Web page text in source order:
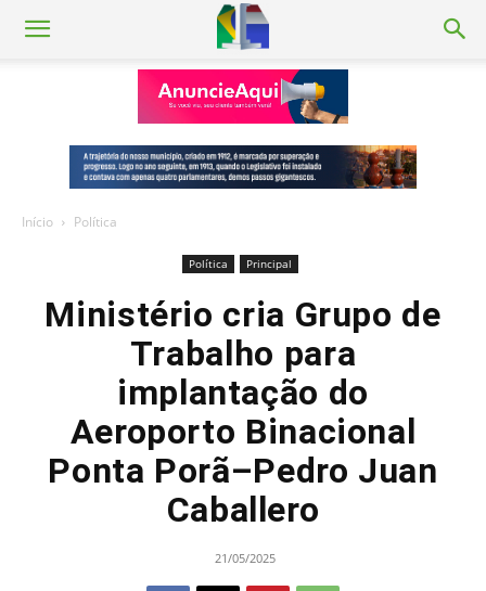
Início Política
Política Principal
Ministério cria Grupo de
Trabalho para
implantação do
Aeroporto Binacional
Ponta Porã–Pedro Juan
Caballero
21/05/2025